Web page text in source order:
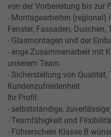
von der Vorbereitung bis zur
- Montagearbeiten (regional)
Fenster, Fassaden, Duschen,
- Glasmontagen und der
- enge Zusammenarbeit mit
unserem Team
- Sicherstellung von Qualität,
Kundenzufriedenheit
Ihr Profil:
- selbstständige,
- Teamfähigkeit und
- Führerschein Klasse B